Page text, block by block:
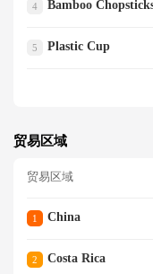
4 Bamboo
5 Plastic Cup
贸易区域
贸易区域
1 China
2 Costa Rica